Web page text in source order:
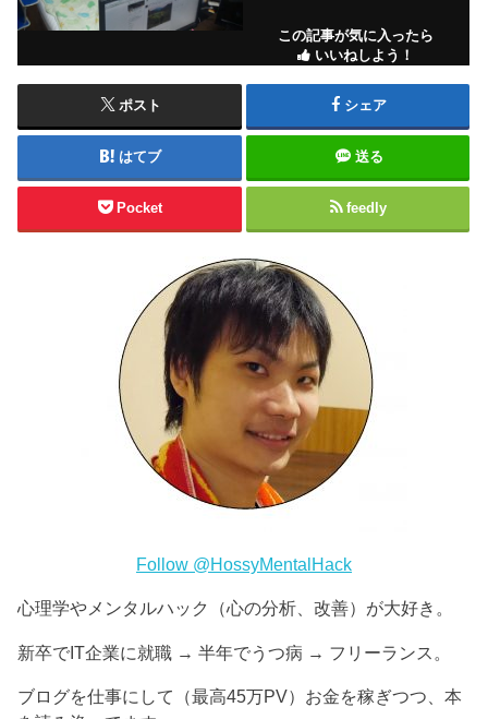
この記事が気に入ったら
いいねしよう！
ポスト シェア
はてブ 送る
Pocket feedly
Follow @HossyMentalHack
心理学やメンタルハック（心の分析、改善）が大好き。
新卒でIT企業に就職 → 半年でうつ病 → フリーランス。
ブログを仕事にして（最高45万PV）お金を稼ぎつつ、本